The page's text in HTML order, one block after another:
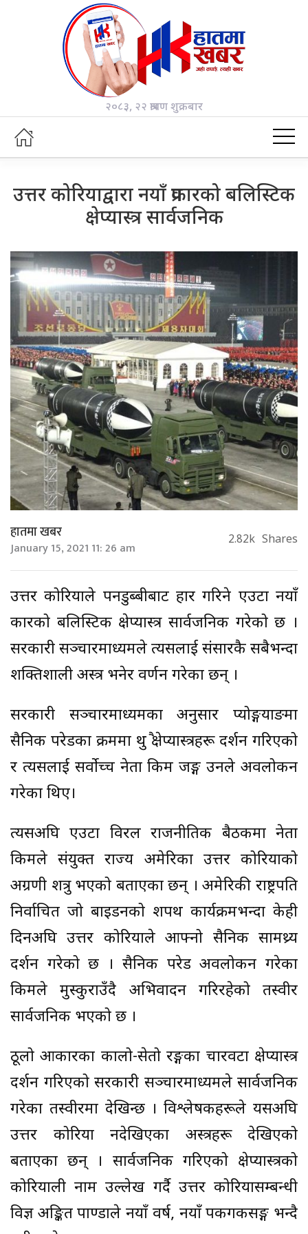
२०८३, २२ श्रावण शुक्रबार
उत्तर कोरियाद्वारा नयाँ प्रकारको बलिस्टिक
क्षेप्यास्त्र सार्वजनिक
हातमा खबर
January 15, 2021 11: 26 am 2.82k Shares
उत्तर कोरियाले पनडुब्बीबाट प्रहार गरिने एउटा नयाँ
प्रकारको बलिस्टिक क्षेप्यास्त्र सार्वजनिक गरेको छ ।
सरकारी सञ्चारमाध्यमले त्यसलाई संसारकै सबैभन्दा
शक्तिशाली अस्त्र भनेर वर्णन गरेका छन् ।
सरकारी सञ्चारमाध्यमका अनुसार प्योङ्गयाङमा
सैनिक परेडका क्रममा थुप्रै क्षेप्यास्त्रहरू प्रदर्शन गरिएको
र त्यसलाई सर्वोच्च नेता किम जङ्ग उनले अवलोकन
गरेका थिए।
त्यसअघि एउटा विरल राजनीतिक बैठकमा नेता
किमले संयुक्त राज्य अमेरिका उत्तर कोरियाको
अग्रणी शत्रु भएको बताएका छन् । अमेरिकी राष्ट्रपति
निर्वाचित जो बाइडनको शपथ कार्यक्रमभन्दा केही
दिनअघि उत्तर कोरियाले आफ्नो सैनिक सामथ्र्य
प्रदर्शन गरेको छ । सैनिक परेड अवलोकन गरेका
किमले मुस्कुराउँदै अभिवादन गरिरहेको तस्वीर
सार्वजनिक भएको छ ।
ठूलो आकारका कालो-सेतो रङ्गका चारवटा क्षेप्यास्त्र
प्रदर्शन गरिएको सरकारी सञ्चारमाध्यमले सार्वजनिक
गरेका तस्वीरमा देखिन्छ । विश्लेषकहरूले यसअघि
उत्तर कोरिया नदेखिएका अस्त्रहरू देखिएको
बताएका छन् । सार्वजनिक गरिएको क्षेप्यास्त्रको
कोरियाली नाम उल्लेख गर्दै उत्तर कोरियासम्बन्धी
विज्ञ अङ्कित पाण्डाले नयाँ वर्ष, नयाँ पकगकसङ्ग भन्दै